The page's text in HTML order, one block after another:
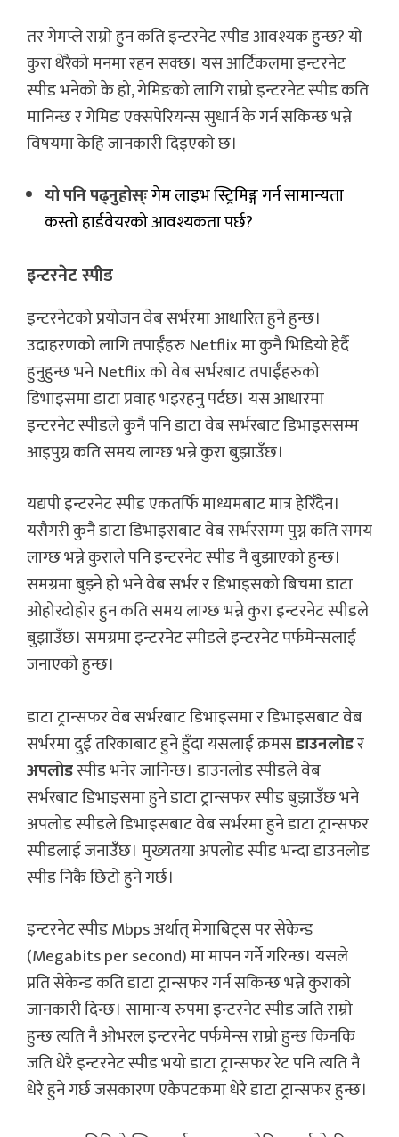
तर गेमप्ले राम्रो हुन कति इन्टरनेट स्पीड आवश्यक हुन्छ? यो
कुरा धेरैको मनमा रहन सक्छ। यस आर्टिकलमा इन्टरनेट
स्पीड भनेको के हो, गेमिङको लागि राम्रो इन्टरनेट स्पीड कति
मानिन्छ र गेमिङ एक्सपेरियन्स सुधार्न के गर्न सकिन्छ भन्ने
विषयमा केहि जानकारी दिइएको छ।
यो पनि पढ्नुहोस्ःगेम लाइभ स्ट्रिमिङ्ग गर्न सामान्यता
कस्तो हार्डवेयरको आवश्यकता पर्छ?
इन्टरनेट स्पीड
इन्टरनेटको प्रयोजन वेब सर्भरमा आधारित हुने हुन्छ।
उदाहरणको लागि तपाईँहरु Netflix मा कुनै भिडियो हेर्दै
हुनुहुन्छ भने Netflix को वेब सर्भरबाट तपाईँहरुको
डिभाइसमा डाटा प्रवाह भइरहनु पर्दछ। यस आधारमा
इन्टरनेट स्पीडले कुनै पनि डाटा वेब सर्भरबाट डिभाइससम्म
आइपुग्न कति समय लाग्छ भन्ने कुरा बुझाउँछ।
यद्यपी इन्टरनेट स्पीड एकतर्फि माध्यमबाट मात्र हेरिँदैन।
यसैगरी कुनै डाटा डिभाइसबाट वेब सर्भरसम्म पुग्न कति समय
लाग्छ भन्ने कुराले पनि इन्टरनेट स्पीड नै बुझाएको हुन्छ।
समग्रमा बुझ्ने हो भने वेब सर्भर र डिभाइसको बिचमा डाटा
ओहोरदोहोर हुन कति समय लाग्छ भन्ने कुरा इन्टरनेट स्पीडले
बुझाउँछ। समग्रमा इन्टरनेट स्पीडले इन्टरनेट पर्फमेन्सलाई
जनाएको हुन्छ।
डाटा ट्रान्सफर वेब सर्भरबाट डिभाइसमा र डिभाइसबाट वेब
सर्भरमा दुई तरिकाबाट हुने हुँदा यसलाई क्रमसडाउनलोडर
अपलोडस्पीड भनेर जानिन्छ। डाउनलोड स्पीडले वेब
सर्भरबाट डिभाइसमा हुने डाटा ट्रान्सफर स्पीड बुझाउँछ भने
अपलोड स्पीडले डिभाइसबाट वेब सर्भरमा हुने डाटा ट्रान्सफर
स्पीडलाई जनाउँछ। मुख्यतया अपलोड स्पीड भन्दा डाउनलोड
स्पीड निकै छिटो हुने गर्छ।
इन्टरनेट स्पीड Mbps अर्थात् मेगाबिट्स पर सेकेन्ड
(Megabits per second) मा मापन गर्ने गरिन्छ। यसले
प्रति सेकेन्ड कति डाटा ट्रान्सफर गर्न सकिन्छ भन्ने कुराको
जानकारी दिन्छ। सामान्य रुपमा इन्टरनेट स्पीड जति राम्रो
हुन्छ त्यति नै ओभरल इन्टरनेट पर्फमेन्स राम्रो हुन्छ किनकि
जति धेरै इन्टरनेट स्पीड भयो डाटा ट्रान्सफर रेट पनि त्यति नै
धेरै हुने गर्छ जसकारण एकैपटकमा धेरै डाटा ट्रान्सफर हुन्छ।